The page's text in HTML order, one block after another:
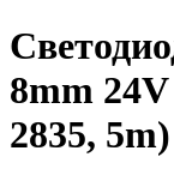
8mm
2835,